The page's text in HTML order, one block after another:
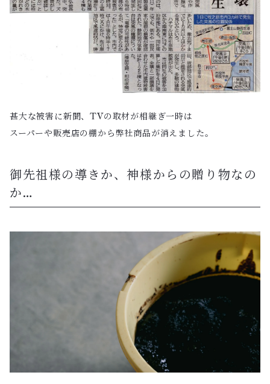
甚大な被害に新聞、TVの取材が相継ぎ一時は
スーパーや販売店の棚から弊社商品が消えました。
御先祖様の導きか、神様からの贈り物なの
か…